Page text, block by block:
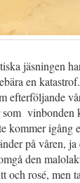
jäsningen
en
efterföljande
som vinbonden
kommer igång
på våren,
den
och rosé, men